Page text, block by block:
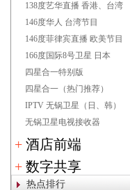
138度艺华直播 香港、台湾
146度华人 台湾节目
146度菲律宾直播 欧美节目
166度国际8号卫星 日本
四星合一特别版
四星合一（热门推荐）
IPTV 无锅卫星（日、韩）
无锅卫星电视接收器
+ 酒店前端
+ 数字共享
热点排行